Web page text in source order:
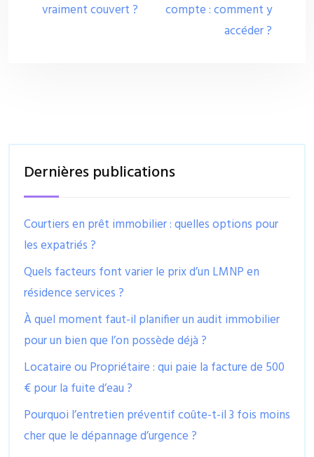
vraiment couvert ?
compte : comment y
accéder ?
Dernières publications
Courtiers en prêt immobilier : quelles options pour
les expatriés ?
Quels facteurs font varier le prix d’un LMNP en
résidence services ?
À quel moment faut-il planifier un audit immobilier
pour un bien que l’on possède déjà ?
Locataire ou Propriétaire : qui paie la facture de 500
€ pour la fuite d’eau ?
Pourquoi l’entretien préventif coûte-t-il 3 fois moins
cher que le dépannage d’urgence ?